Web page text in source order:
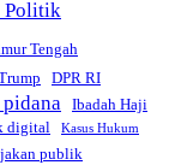
Politik
Tengah
DPR RI
Ibadah Haji
digital
Kasus Hukum
publik